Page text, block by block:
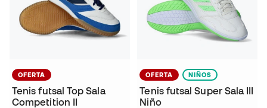
OFERTA
Tenis futsal Top Sala
Competition II
OFERTA NIÑOS
Tenis futsal Super Sala III
Niño